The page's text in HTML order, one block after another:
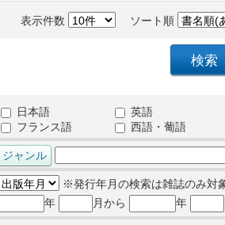
表示件数 ソート順
日本語
英語
フランス語
西語・葡語
※発行年月の検索は雑誌のみ対
年
月から 年